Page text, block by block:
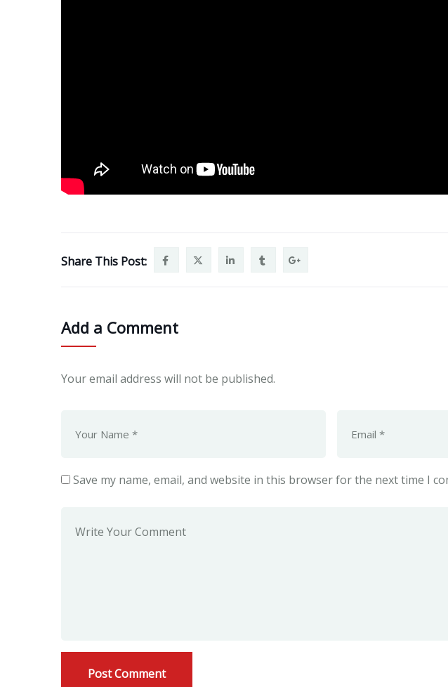
Share This Post:
Add a Comment
Your email address will not be published.
Save my name, email, and website in this browser for the next time I